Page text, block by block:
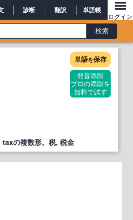
診断 翻訳 単語帳
ログイン
単語を保存
発音添削
プロの添削を
無料で試す
の複数形。税, 税金